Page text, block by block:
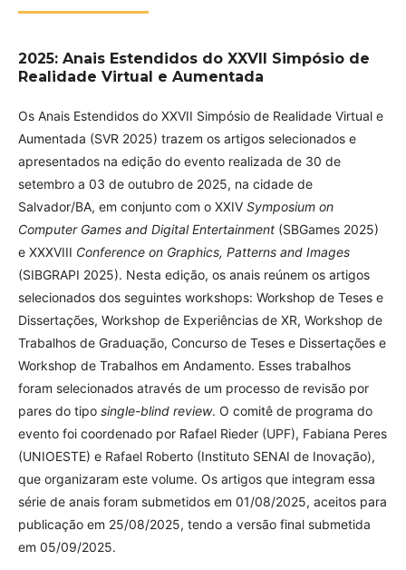
2025: Anais Estendidos do XXVII Simpósio de
Realidade Virtual e Aumentada
Os Anais Estendidos do XXVII Simpósio de Realidade Virtual e
Aumentada (SVR 2025) trazem os artigos selecionados e
apresentados na edição do evento realizada de 30 de
setembro a 03 de outubro de 2025, na cidade de
Salvador/BA, em conjunto com o XXIV Symposium on
Computer Games and Digital Entertainment (SBGames 2025)
e XXXVIII Conference on Graphics, Patterns and Images
(SIBGRAPI 2025). Nesta edição, os anais reúnem os artigos
selecionados dos seguintes workshops: Workshop de Teses e
Dissertações, Workshop de Experiências de XR, Workshop de
Trabalhos de Graduação, Concurso de Teses e Dissertações e
Workshop de Trabalhos em Andamento. Esses trabalhos
foram selecionados através de um processo de revisão por
pares do tipo single-blind review. O comitê de programa do
evento foi coordenado por Rafael Rieder (UPF), Fabiana Peres
(UNIOESTE) e Rafael Roberto (Instituto SENAI de Inovação),
que organizaram este volume. Os artigos que integram essa
série de anais foram submetidos em 01/08/2025, aceitos para
publicação em 25/08/2025, tendo a versão final submetida
em 05/09/2025.